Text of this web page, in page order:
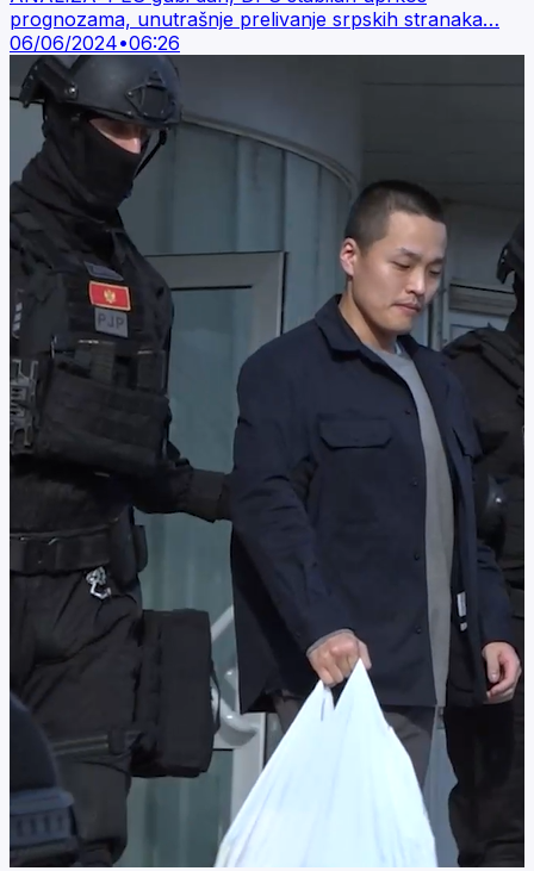
prognozama, unutrašnje prelivanje srpskih stranaka…
06/06/2024•06:26